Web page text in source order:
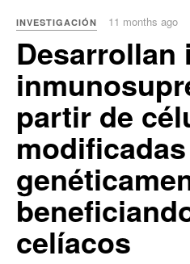
INVESTIGACIÓN 11 months ago
partir de
modificadas
celíacos